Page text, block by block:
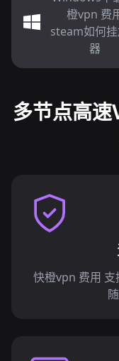
橙vpn 费
steam如何
器
多节点高
快橙vpn 费用 支